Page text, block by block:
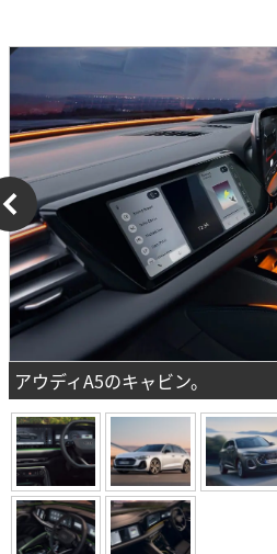
アウディA5のキャビン。